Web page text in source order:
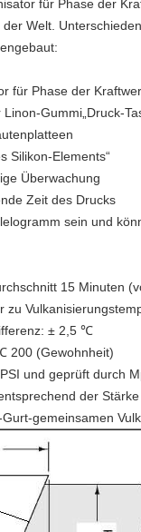
für Phase der
Welt.
für Phase der
Gummi„Druck-
Silikon-Elements“
Überwachung
Zeit des Drucks
sein und
15
± 2,5 ℃
200 (Gewohnheit)
und geprüft durch
der
gemeinsamen